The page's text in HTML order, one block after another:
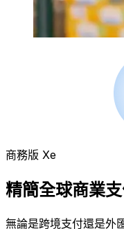
商務版 Xe
精簡全球商業
無論是跨境支付還是外